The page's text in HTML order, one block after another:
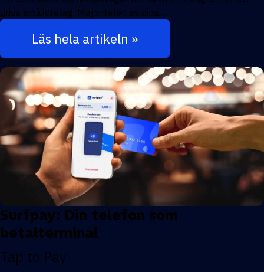
driva småföretag. Majoriteten av dina ...
Läs hela artikeln »
Surfpay: Din telefon som
betalterminal
Tap to Pay